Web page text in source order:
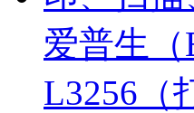
爱普生（
L3256（